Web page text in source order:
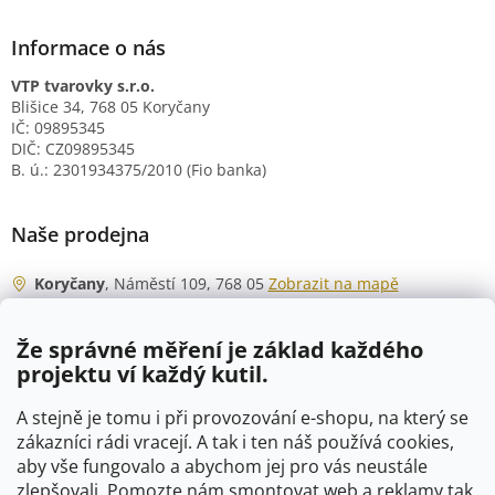
Že správné měření je základ každého
projektu ví každý kutil.
A stejně je tomu i při provozování e-shopu, na který se
zákazníci rádi vracejí. A tak i ten náš používá cookies,
aby vše fungovalo a abychom jej pro vás neustále
Informace o nás
VTP tvarovky s.r.o.
Blišice 34, 768 05 Koryčany
IČ: 09895345
DIČ: CZ09895345
B. ú.: 2301934375/2010 (Fio banka)
Naše prodejna
Koryčany, Náměstí 109, 768 05 Zobrazit na mapě
Po - Čt
06:00 - 07:00
07:30 - 15:30
Pá
06:00 - 07:00
07:30 - 15:00
So
07:00 - 10:00